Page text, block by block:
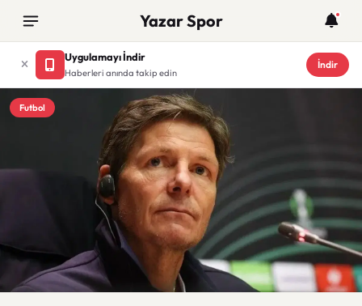
Yazar Spor
Uygulamayı İndir
Haberleri anında takip edin
İndir
Futbol